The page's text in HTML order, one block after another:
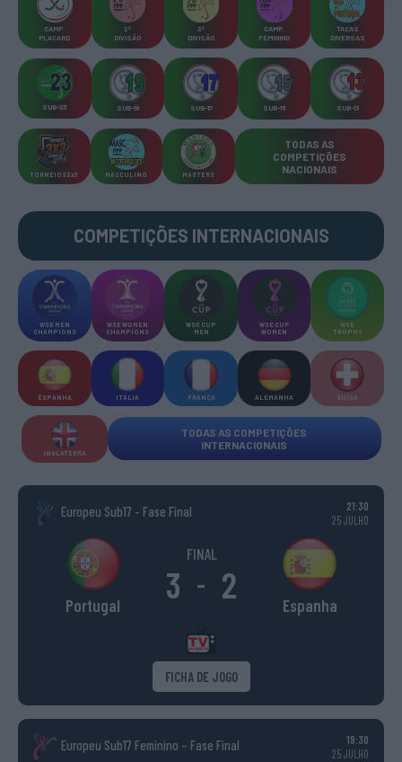
CAMP
PLACARD
2ª
DIVISÃO
3ª
DIVISÃO
CAMP
FEMININO
TAÇAS
DIVERSAS
SUB-23 SUB-19 SUB-17 SUB-15 SUB-13
TORNEIOS 3x3 MASCULINO MASTERS
TODAS AS
COMPETIÇÕES
NACIONAIS
COMPETIÇÕES INTERNACIONAIS
WSE MEN
CHAMPIONS
WSE WOMEN
CHAMPIONS
WSE CUP
MEN
WSE CUP
WOMEN
WSE
TROPHY
ESPANHA ITÁLIA FRANÇA ALEMANHA SUÍÇA
INGLATERRA
TODAS AS COMPETIÇÕES
INTERNACIONAIS
Europeu Sub17 - Fase Final
21:30
25 JULHO
Portugal
FINAL
3 - 2 Espanha
FICHA DE JOGO
Europeu Sub17 Feminino – Fase Final
19:30
25 JULHO